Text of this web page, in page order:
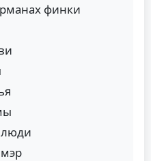
финки
люди